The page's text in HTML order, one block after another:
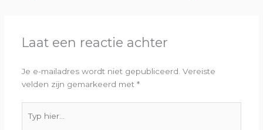
Laat een reactie achter
Je e-mailadres wordt niet gepubliceerd. Vereiste
velden zijn gemarkeerd met *
hier...